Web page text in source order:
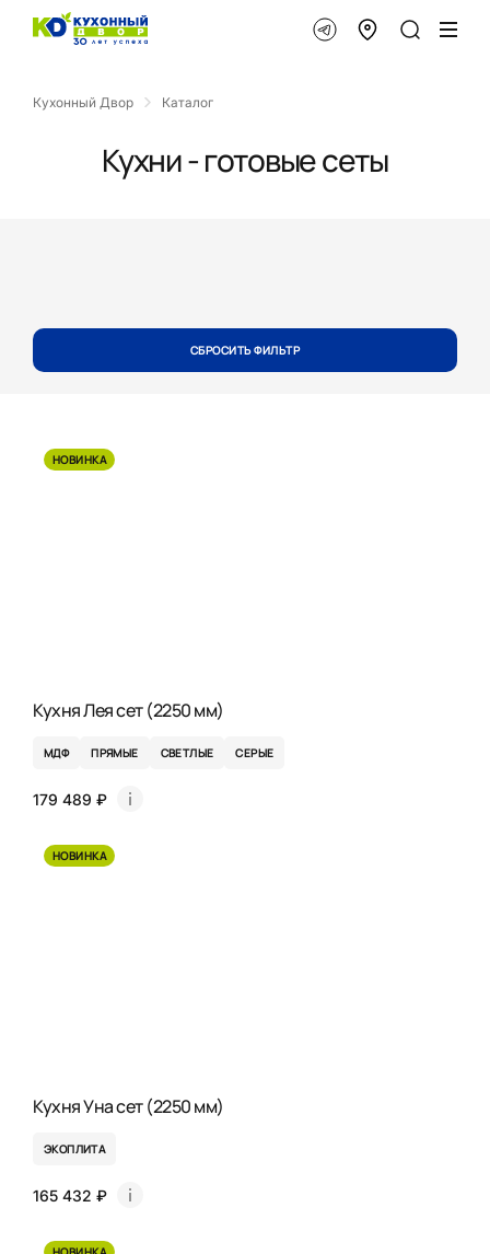
Кухонный Двор Каталог
Кухни - готовые сеты
СБРОСИТЬ ФИЛЬТР
НОВИНКА
Кухня Лея сет (2250 мм)
МДФ ПРЯМЫЕ СВЕТЛЫЕ СЕРЫЕ
179 489 ₽
НОВИНКА
Кухня Уна сет (2250 мм)
ЭКОПЛИТА
165 432 ₽